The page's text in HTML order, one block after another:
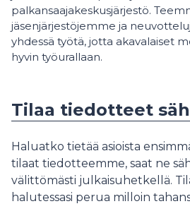
palkansaajakeskusjärjestö.
jäsenjärjestöjemme ja
yhdessä työtä, jotta akavalaiset
hyvin työurallaan.
Tilaa tiedotteet
Haluatko tietää asioista
tilaat tiedotteemme, saat ne
välittömästi julkaisuhetkellä.
halutessasi perua milloin